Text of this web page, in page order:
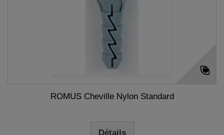
ROMUS Cheville Nylon Standard
Détails